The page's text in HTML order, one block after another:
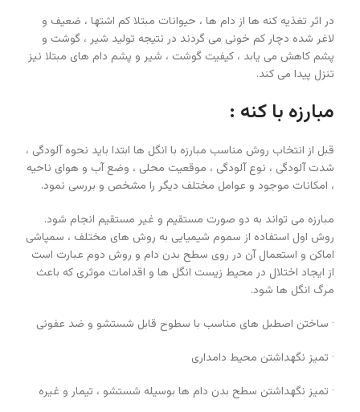
در اثر تغذیه کنه ها از دام ها ، حیوانات مبتلا کم اشتها ، ضعیف و
لاغر شده دچار کم خونی می گردند در نتیجه تولید شیر ، گوشت و
پشم کاهش می یابد ، کیفیت گوشت ، شیر و پشم دام های مبتلا نیز
تنزل پیدا می کند.
مبارزه با کنه :
قبل از انتخاب روش مناسب مبارزه با انگل ها ابتدا باید نحوه آلودگی ،
شدت آلودگی ، نوع آلودگی ، موقعیت محلی ، وضع آب و هوای ناحیه
، امکانات موجود و عوامل مختلف دیگر را مشخص و بررسی نمود.
مبارزه می تواند به دو صورت مستقیم و غیر مستقیم انجام شود.
روش اول استفاده از سموم شیمیایی به روش های مختلف ، سمپاشی
اماکن و استعمال آن در روی سطح بدن دام و روش دوم عبارت است
از ایجاد اختلال در محیط زیست انگل ها و اقدامات موثری که باعث
مرگ انگل ها شود.
· ساختن اصطبل های مناسب با سطوح قابل شستشو و ضد عفونی
· تمیز نگهداشتن محیط دامداری
· تمیز نگهداشتن سطح بدن دام ها بوسیله شستشو ، تیمار و غیره